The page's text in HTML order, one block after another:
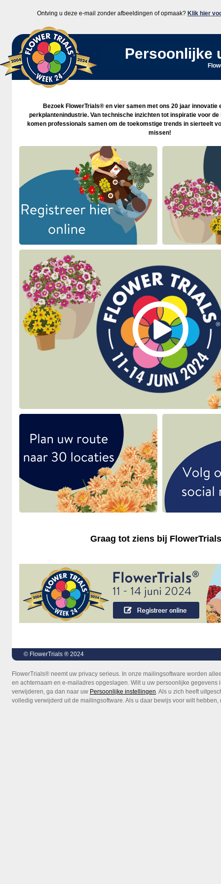
Ontving u deze e-mail zonder afbeeldingen of opmaak? Klik hier
Persoonlijke
Bezoek FlowerTrials® en vier samen met ons 20 jaar innovatie
perkplantenindustrie. Van technische inzichten tot inspiratie voor de
komen professionals samen om de toekomstige trends in sierteelt
missen!
Graag tot ziens bij FlowerTrials
© FlowerTrials ® 2024
FlowerTrials® neemt uw privacy serieus. In onze mailingsoftware worden
en achternaam en e-mailadres opgeslagen. Wilt u uw persoonlijke gegevens
verwijderen, ga dan naar uw Persoonlijke instellingen. Als u zich heeft
volledig verwijderd uit de mailingsoftware. Als u daar bewijs voor wilt hebben,